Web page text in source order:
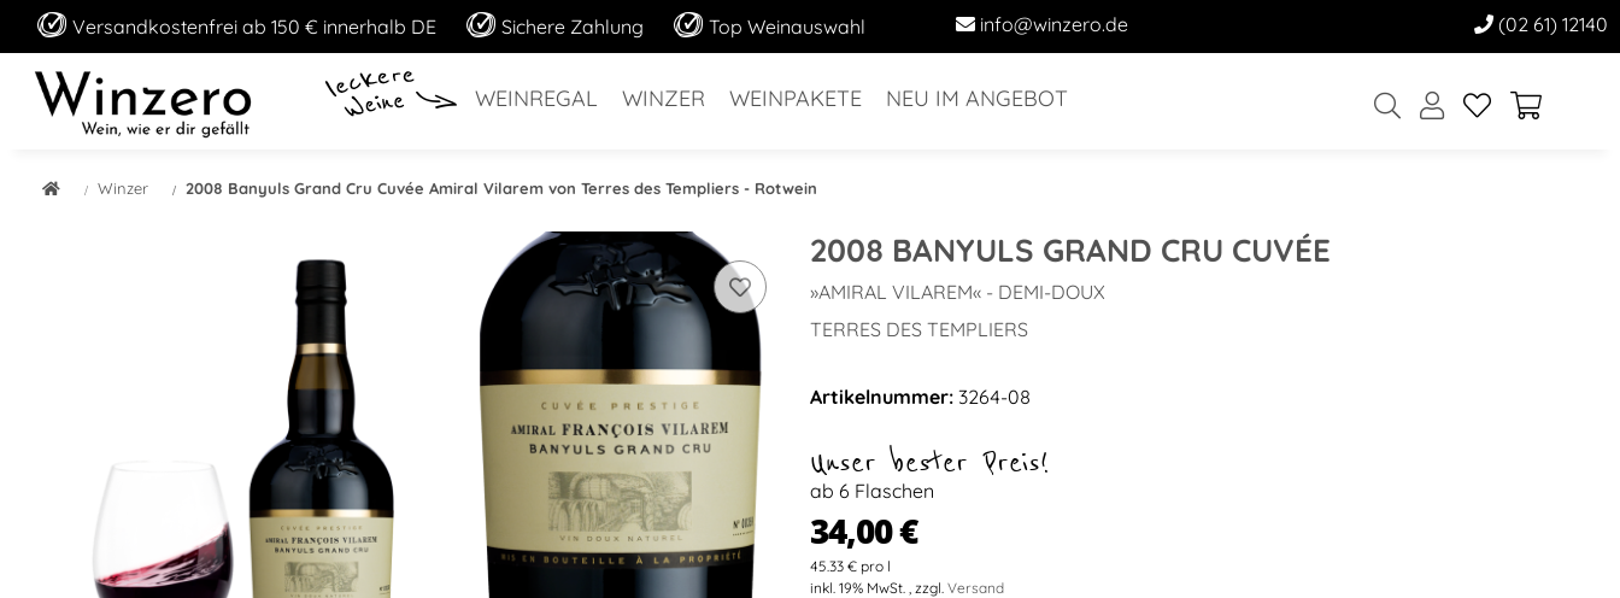
Versandkostenfrei ab 150 € innerhalb DE Sichere Zahlung Top Weinauswahl info@winzero.de (02 61) 12140
WEINREGAL WINZER WEINPAKETE NEU IM ANGEBOT
Winzer 2008 Banyuls Grand Cru Cuvée Amiral Vilarem von Terres des Templiers - Rotwein
2008 BANYULS GRAND CRU CUVÉE
»AMIRAL VILAREM« - DEMI-DOUX
TERRES DES TEMPLIERS
Artikelnummer: 3264-08
Unser bester Preis!
ab 6 Flaschen
34,00 €
45.33 € pro l
inkl. 19% MwSt. , zzgl. Versand